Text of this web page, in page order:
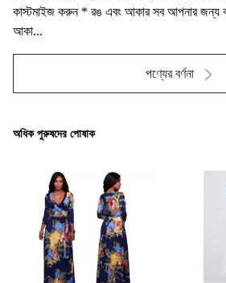
কাস্টমাইজ করুন * রঙ এবং আকার সব আপনার জন্য
আকা...
পণ্যের বর্ণনা
অধিক পুরুষদের পোষাক